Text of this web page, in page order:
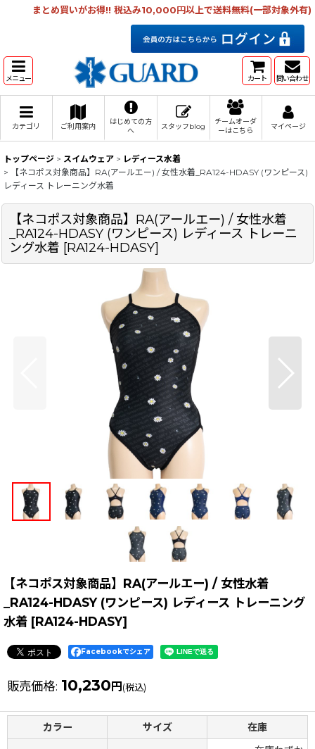
まとめ買いがお得!! 税込み10,000円以上で送料無料(一部対象外有)
メニュー カート 問い合わせ
カテゴリ ご利用案内
はじめての方
へ
スタッフblog
チームオーダ
ーはこちら
マイページ
トップページ > スイムウェア > レディース水着
>
【ネコポス対象商品】RA(アールエー) / 女性水着_RA124-HDASY (ワンピース)
レディース トレーニング水着
【ネコポス対象商品】RA(アールエー) / 女性水着
_RA124-HDASY (ワンピース) レディース トレーニ
ング水着 [RA124-HDASY]
【ネコポス対象商品】RA(アールエー) / 女性水着
_RA124-HDASY (ワンピース) レディース トレーニング
水着 [RA124-HDASY]
Facebookでシェア
販売価格: 10,230 円 (税込)
カラー サイズ 在庫